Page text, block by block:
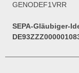
GENODEF1VRR
SEPA-Gläubiger-